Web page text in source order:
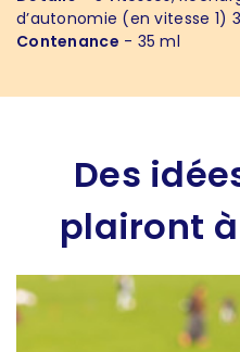
d’autonomie (en vitesse 1)
Contenance - 35 ml
Des
plairont